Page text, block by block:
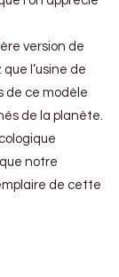
version de
l’usine de
de ce modèle
de la planète.
notre
de cette